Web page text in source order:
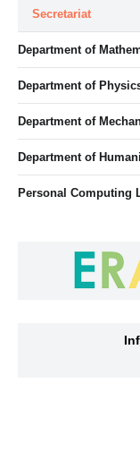
Secretariat
Department of
Department of
Department of
Department of
Personal Computing